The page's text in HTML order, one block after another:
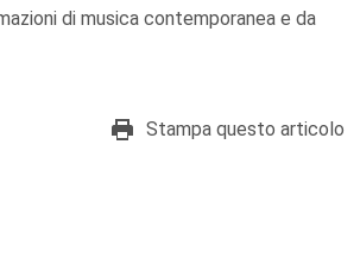
di musica contemporanea e da
Stampa questo articolo